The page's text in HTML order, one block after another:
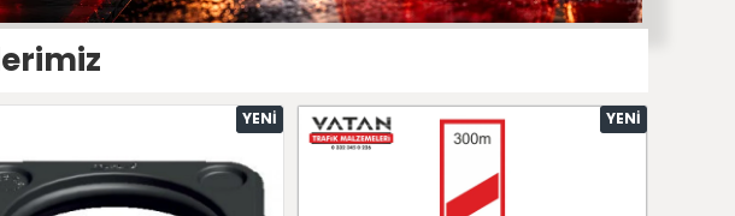
YENI YENI